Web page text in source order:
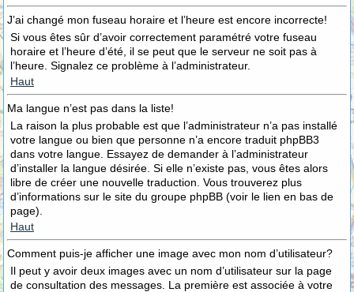
J’ai changé mon fuseau horaire et l’heure est encore incorrecte!
Si vous êtes sûr d’avoir correctement paramétré votre fuseau
horaire et l’heure d’été, il se peut que le serveur ne soit pas à
l’heure. Signalez ce problème à l’administrateur.
Haut
Ma langue n’est pas dans la liste!
La raison la plus probable est que l’administrateur n’a pas installé
votre langue ou bien que personne n’a encore traduit phpBB3
dans votre langue. Essayez de demander à l’administrateur
d’installer la langue désirée. Si elle n’existe pas, vous êtes alors
libre de créer une nouvelle traduction. Vous trouverez plus
d’informations sur le site du groupe phpBB (voir le lien en bas de
page).
Haut
Comment puis-je afficher une image avec mon nom d’utilisateur?
Il peut y avoir deux images avec un nom d’utilisateur sur la page
de consultation des messages. La première est associée à votre